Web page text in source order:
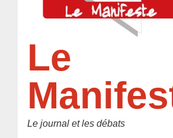
Le
Le journal et les débats